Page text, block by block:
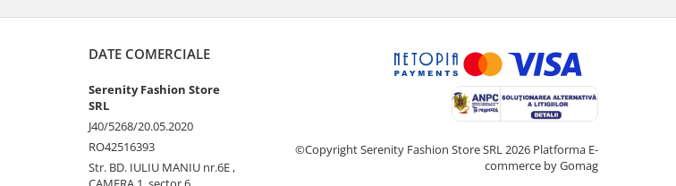
DATE COMERCIALE
Serenity Fashion Store
SRL
J40/5268/20.05.2020
RO42516393
Str. BD. IULIU MANIU nr.6E ,
©Copyright Serenity Fashion Store SRL 2026 Platforma E-
commerce by Gomag